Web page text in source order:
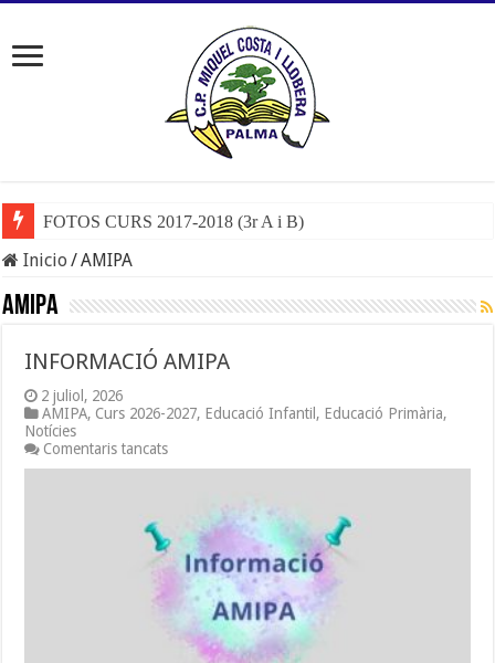
FOTOS CURS 2017-2018 (3r A i B)
Inicio /AMIPA
AMIPA
INFORMACIÓ AMIPA
2 juliol, 2026
AMIPA, Curs 2026-2027, Educació Infantil , Educació Primària,
Notícies
Comentaris tancatsa
INFORMACIÓ